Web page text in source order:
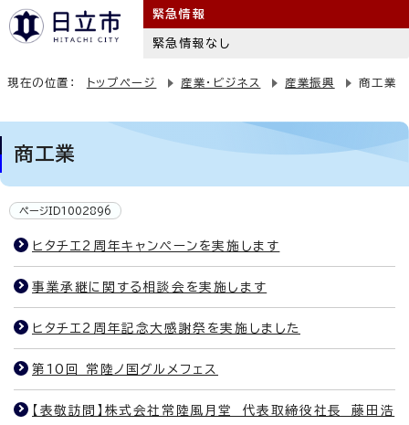
緊急情報
緊急情報なし
現在の位置： トップページ 産業・ビジネス 産業振興 商工業
商工業
ページID1002896
ヒタチエ2周年キャンペーンを実施します
事業承継に関する相談会を実施します
ヒタチエ2周年記念大感謝祭を実施しました
第10回 常陸ノ国グルメフェス
【表敬訪問】株式会社常陸風月堂 代表取締役社長 藤田浩